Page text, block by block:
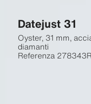
Datejust 31
Oyster, 31 mm,
diamanti
Referenza